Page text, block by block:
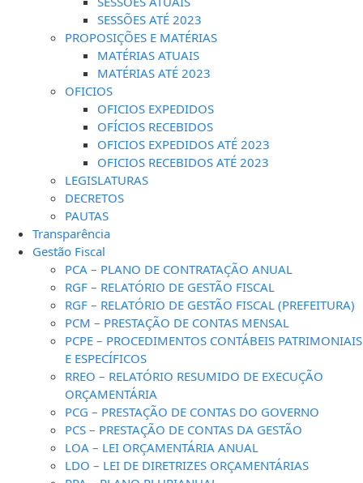
SESSÕES ATÉ 2023
PROPOSIÇÕES E MATÉRIAS
MATÉRIAS ATUAIS
MATÉRIAS ATÉ 2023
OFICIOS
OFICIOS EXPEDIDOS
OFÍCIOS RECEBIDOS
OFICIOS EXPEDIDOS ATÉ 2023
OFICIOS RECEBIDOS ATÉ 2023
LEGISLATURAS
DECRETOS
PAUTAS
Transparência
Gestão Fiscal
PCA – PLANO DE CONTRATAÇÃO ANUAL
RGF – RELATÓRIO DE GESTÃO FISCAL
RGF – RELATÓRIO DE GESTÃO FISCAL (PREFEITURA)
PCM – PRESTAÇÃO DE CONTAS MENSAL
PCPE – PROCEDIMENTOS CONTÁBEIS PATRIMONIAIS
E ESPECÍFICOS
RREO – RELATÓRIO RESUMIDO DE EXECUÇÃO
ORÇAMENTÁRIA
PCG – PRESTAÇÃO DE CONTAS DO GOVERNO
PCS – PRESTAÇÃO DE CONTAS DA GESTÃO
LOA – LEI ORÇAMENTÁRIA ANUAL
LDO – LEI DE DIRETRIZES ORÇAMENTÁRIAS